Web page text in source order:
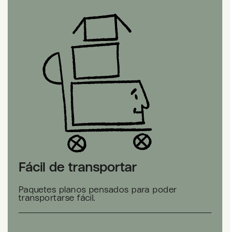
Fácil de transportar
Paquetes planos pensados para poder
transportarse fácil.